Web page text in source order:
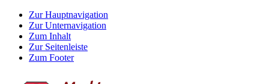
Zur Hauptnavigation
Zur Unternavigation
Zum Inhalt
Zur Seitenleiste
Zum Footer